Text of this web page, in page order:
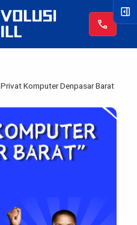
call
Privat Komputer Denpasar Barat
right_panel_open